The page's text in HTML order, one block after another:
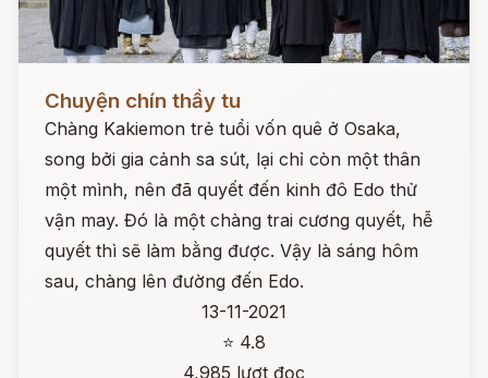
Chuyện chín thầy tu
Chàng Kakiemon trẻ tuổi vốn quê ở Osaka,
song bởi gia cảnh sa sút, lại chỉ còn một thân
một mình, nên đã quyết đến kinh đô Edo thử
vận may. Đó là một chàng trai cương quyết, hễ
quyết thì sẽ làm bằng được. Vậy là sáng hôm
sau, chàng lên đường đến Edo.
13-11-2021
⭐ 4.8
4,985 lượt đọc